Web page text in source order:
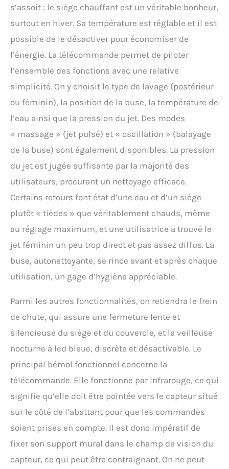
s’assoit : le siège chauffant est un véritable bonheur,
surtout en hiver. Sa température est réglable et il est
possible de le désactiver pour économiser de
l’énergie. La télécommande permet de piloter
l’ensemble des fonctions avec une relative
simplicité. On y choisit le type de lavage (postérieur
ou féminin), la position de la buse, la température de
l’eau ainsi que la pression du jet. Des modes
« massage » (jet pulsé) et « oscillation » (balayage
de la buse) sont également disponibles. La pression
du jet est jugée suffisante par la majorité des
utilisateurs, procurant un nettoyage efficace.
Certains retours font état d’une eau et d’un siège
plutôt « tièdes » que véritablement chauds, même
au réglage maximum, et une utilisatrice a trouvé le
jet féminin un peu trop direct et pas assez diffus. La
buse, autonettoyante, se rince avant et après chaque
utilisation, un gage d’hygiène appréciable.
Parmi les autres fonctionnalités, on retiendra le frein
de chute, qui assure une fermeture lente et
silencieuse du siège et du couvercle, et la veilleuse
nocturne à led bleue, discrète et désactivable. Le
principal bémol fonctionnel concerne la
télécommande. Elle fonctionne par infrarouge, ce qui
signifie qu’elle doit être pointée vers le capteur situé
sur le côté de l’abattant pour que les commandes
soient prises en compte. Il est donc impératif de
fixer son support mural dans le champ de vision du
capteur, ce qui peut être contraignant. On ne peut